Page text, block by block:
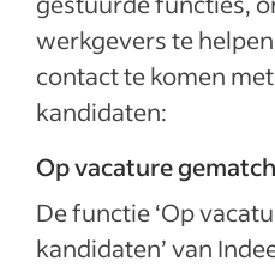
werkgevers te
contact te komen
kandidaten:
Op vacature
De functie ‘Op
kandidaten’ van